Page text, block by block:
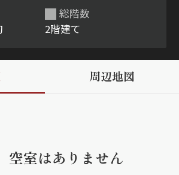
プを探す
総階数
2階建て
周辺地図
空室はありません